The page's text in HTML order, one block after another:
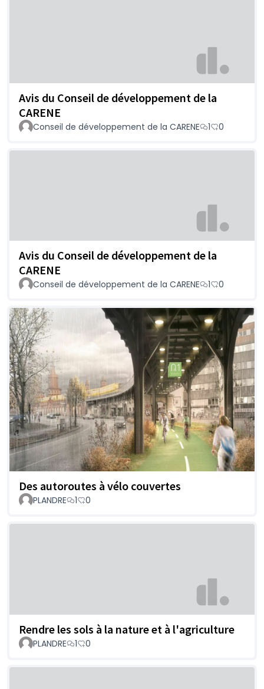
Avis du Conseil de développement de la
CARENE
Conseil de développement de la CARENE 1 0
Avis du Conseil de développement de la
CARENE
Conseil de développement de la CARENE 1 0
Des autoroutes à vélo couvertes
PLANDRE 1 0
Rendre les sols à la nature et à l'agriculture
PLANDRE 1 0